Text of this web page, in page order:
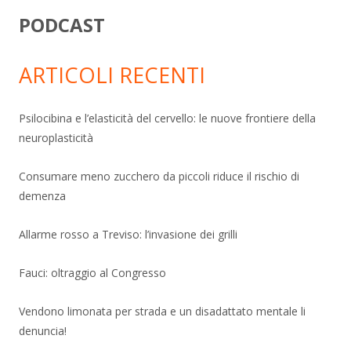
PODCAST
ARTICOLI RECENTI
Psilocibina e l’elasticità del cervello: le nuove frontiere della
neuroplasticità
Consumare meno zucchero da piccoli riduce il rischio di
demenza
Allarme rosso a Treviso: l’invasione dei grilli
Fauci: oltraggio al Congresso
Vendono limonata per strada e un disadattato mentale li
denuncia!